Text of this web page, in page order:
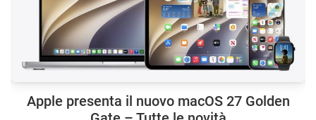
Apple presenta il nuovo macOS 27 Golden